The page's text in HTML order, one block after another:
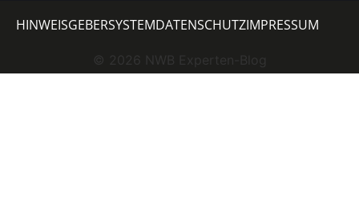
© 2026 NWB Experten-Blog
HINWEISGEBERSYSTEMDATENSCHUTZIMPRESSUM